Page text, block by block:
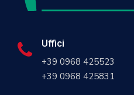
Uffici
+39 0968 425523
+39 0968 425831